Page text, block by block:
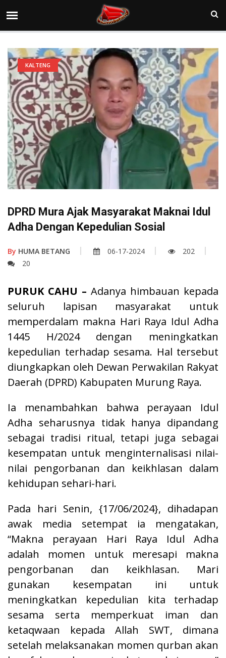
KALTENG
DPRD Mura Ajak Masyarakat Maknai Idul
Adha Dengan Kepedulian Sosial
By HUMA BETANG 06-17-2024
202
20
PURUK CAHU – Adanya himbauan kepada
seluruh lapisan masyarakat untuk
memperdalam makna Hari Raya Idul Adha
1445 H/2024 dengan meningkatkan
kepedulian terhadap sesama. Hal tersebut
diungkapkan oleh Dewan Perwakilan Rakyat
Daerah (DPRD) Kabupaten Murung Raya.
Ia menambahkan bahwa perayaan Idul
Adha seharusnya tidak hanya dipandang
sebagai tradisi ritual, tetapi juga sebagai
kesempatan untuk menginternalisasi nilai-
nilai pengorbanan dan keikhlasan dalam
kehidupan sehari-hari.
Pada hari Senin, {17/06/2024}, dihadapan
awak media setempat ia mengatakan,
“Makna perayaan Hari Raya Idul Adha
adalah momen untuk meresapi makna
pengorbanan dan keikhlasan. Mari
gunakan kesempatan ini untuk
meningkatkan kepedulian kita terhadap
sesama serta memperkuat iman dan
ketaqwaan kepada Allah SWT, dimana
setelah melaksanakan momen qurban akan